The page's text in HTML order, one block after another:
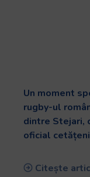
Un moment
rugby-ul
dintre Stejari,
oficial
Citește